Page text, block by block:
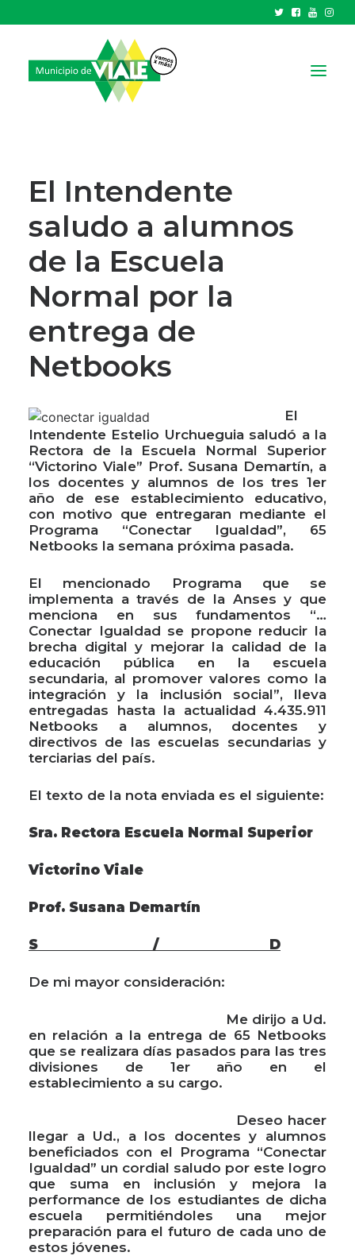
GOBIERNO
HCD
TRÁMITES Y SERVICIOS
CIUDAD
PARQUE INDUSTRIAL
RECAUDACIONES
El Intendente
saludo a alumnos
de la Escuela
Normal por la
entrega de
Netbooks
El
Intendente Estelio Urchueguia saludó a la
Rectora de la Escuela Normal Superior
“Victorino Viale” Prof. Susana Demartín, a
los docentes y alumnos de los tres 1er
año de ese establecimiento educativo,
con motivo que entregaran mediante el
Programa “Conectar Igualdad”, 65
Netbooks la semana próxima pasada.
El mencionado Programa que se
implementa a través de la Anses y que
menciona en sus fundamentos “…
Conectar Igualdad se propone reducir la
brecha digital y mejorar la calidad de la
educación pública en la escuela
secundaria, al promover valores como la
integración y la inclusión social”, lleva
entregadas hasta la actualidad 4.435.911
Netbooks a alumnos, docentes y
directivos de las escuelas secundarias y
terciarias del país.
El texto de la nota enviada es el siguiente:
Sra. Rectora Escuela Normal Superior
Victorino Viale
Prof. Susana Demartín
S / D
De mi mayor consideración:
Me dirijo a Ud.
en relación a la entrega de 65 Netbooks
que se realizara días pasados para las tres
divisiones de 1er año en el
establecimiento a su cargo.
Deseo hacer
llegar a Ud., a los docentes y alumnos
beneficiados con el Programa “Conectar
Igualdad” un cordial saludo por este logro
que suma en inclusión y mejora la
performance de los estudiantes de dicha
escuela permitiéndoles una mejor
preparación para el futuro de cada uno de
estos jóvenes.